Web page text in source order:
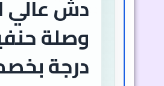
دش عالي
درجة بخصم